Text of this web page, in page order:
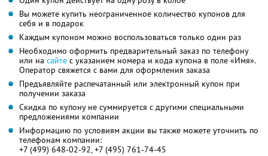
Вы можете купить неограниченное количество купонов для
себя и в подарок
Каждым купоном можно воспользоваться только один раз
Необходимо оформить предварительный заказ по телефону
или на сайте с указанием номера и кода купона в поле «Имя».
Оператор свяжется с вами для оформления заказа
Предъявляйте распечатанный или электронный купон при
получении заказа
Скидка по купону не суммируется с другими специальными
предложениями компании
Информацию по условиям акции вы также можете уточнить по
телефонам компании:
+7 (499) 648-02-92, +7 (495) 761-74-45